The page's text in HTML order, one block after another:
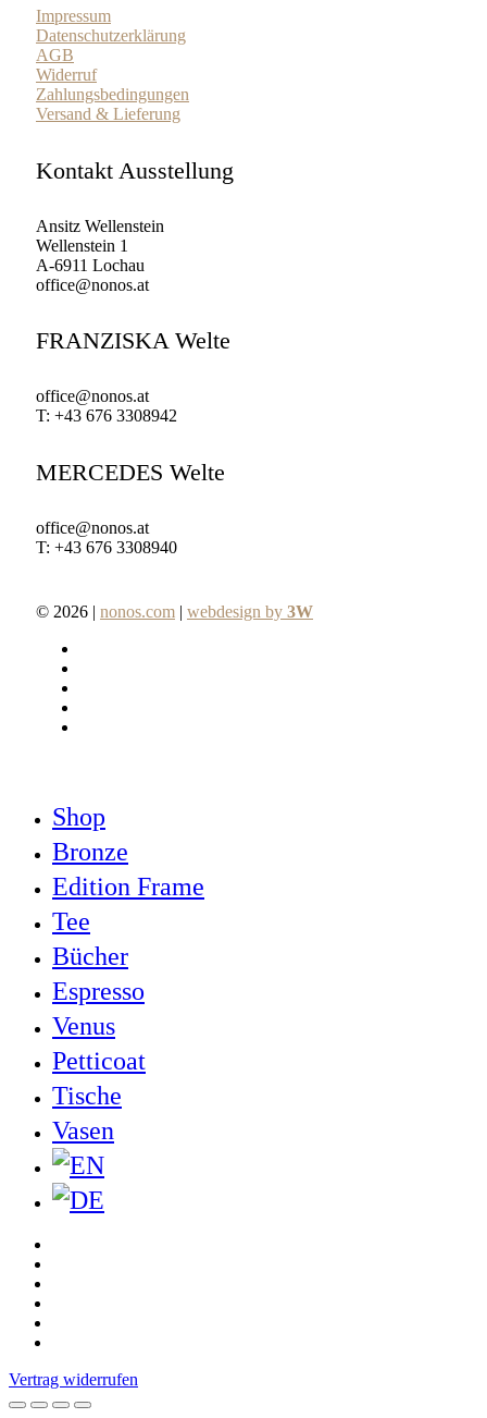
Impressum
Datenschutzerklärung
AGB
Widerruf
Zahlungsbedingungen
Versand & Lieferung
Kontakt Ausstellung
Ansitz Wellenstein
Wellenstein 1
A-6911 Lochau
office@nonos.at
FRANZISKA Welte
office@nonos.at
T: +43 676 3308942
MERCEDES Welte
office@nonos.at
T: +43 676 3308940
© 2026 | nonos.com | webdesign by 3W
Menu
Shop
Bronze
Edition Frame
Tee
Bücher
Espresso
Venus
Petticoat
Tische
Vasen
Vertrag widerrufen